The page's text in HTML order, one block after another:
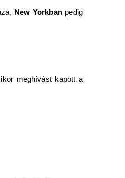
New Yorkban pedig
meghívást kapott a